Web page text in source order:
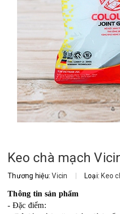
Keo chà mạch
Thương hiệu:Vicin | Loại:Keo
Thông tin sản phẩm
- Đặc điểm: